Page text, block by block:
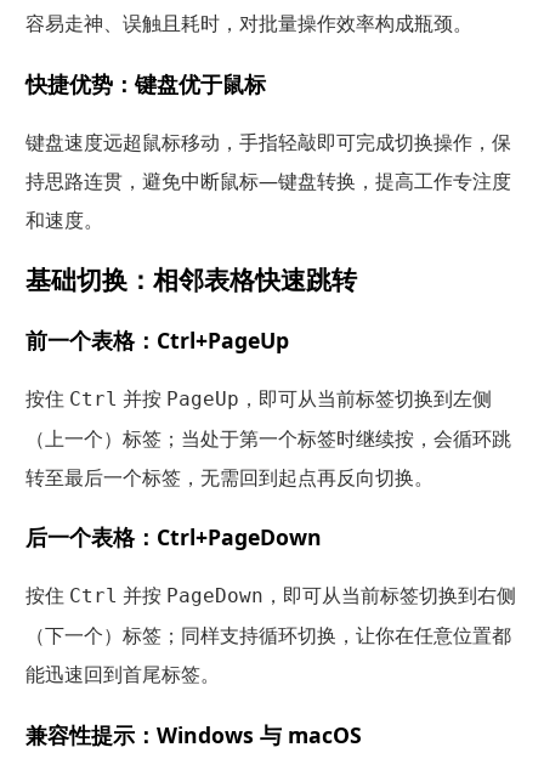
容易走神、误触且耗时，对批量操作效率构成瓶颈。
快捷优势：键盘优于鼠标
键盘速度远超鼠标移动，手指轻敲即可完成切换操作，保
持思路连贯，避免中断鼠标—键盘转换，提高工作专注度
和速度。
基础切换：相邻表格快速跳转
前一个表格：Ctrl+PageUp
按住 Ctrl 并按 PageUp ，即可从当前标签切换到左侧
（上一个）标签；当处于第一个标签时继续按，会循环跳
转至最后一个标签，无需回到起点再反向切换。
后一个表格：Ctrl+PageDown
按住 Ctrl 并按 PageDown ，即可从当前标签切换到右侧
（下一个）标签；同样支持循环切换，让你在任意位置都
能迅速回到首尾标签。
兼容性提示：Windows 与 macOS